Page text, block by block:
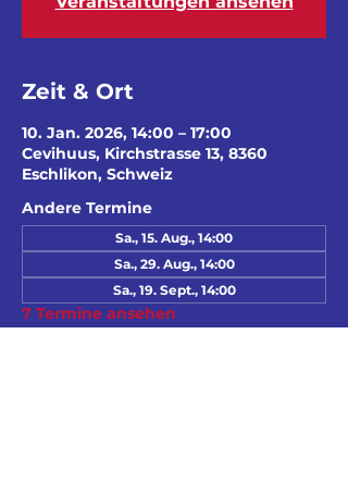
Zeit & Ort
10. Jan. 2026, 14:00 – 17:00
Cevihuus, Kirchstrasse 13, 8360
Eschlikon, Schweiz
Andere Termine
Sa., 15. Aug., 14:00
Sa., 29. Aug., 14:00
Sa., 19. Sept., 14:00
7 Termine ansehen